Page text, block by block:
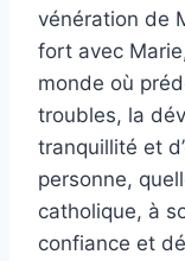
vénération de
fort avec
monde où
troubles, la
tranquillité et
personne,
catholique, à
confiance et